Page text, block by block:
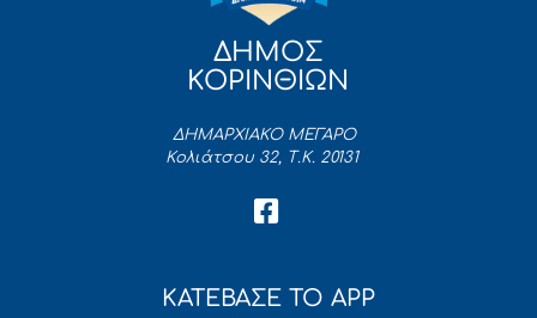
ΔΗΜΟΣ
ΚΟΡΙΝΘΙΩΝ
ΔΗΜΑΡΧΙΑΚΟ ΜΕΓΑΡΟ
Κολιάτσου 32, Τ.Κ. 20131
ΚΑΤΕΒΑΣΕ ΤΟ APP